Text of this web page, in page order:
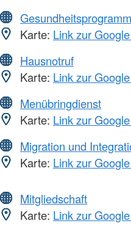
Karte: Link zur
Hausnotruf
Karte: Link zur
Menübringdienst
Karte: Link zur
Migration und
Karte: Link zur
Mitgliedschaft
Karte: Link zur